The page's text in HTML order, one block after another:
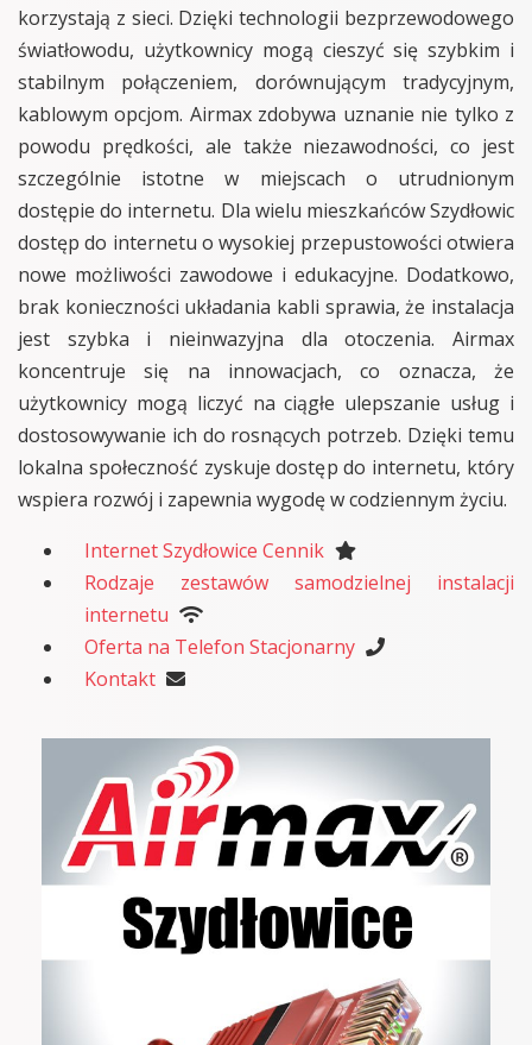
korzystają z sieci. Dzięki technologii bezprzewodowego
światłowodu, użytkownicy mogą cieszyć się szybkim i
stabilnym połączeniem, dorównującym tradycyjnym,
kablowym opcjom. Airmax zdobywa uznanie nie tylko z
powodu prędkości, ale także niezawodności, co jest
szczególnie istotne w miejscach o utrudnionym
dostępie do internetu. Dla wielu mieszkańców Szydłowic
dostęp do internetu o wysokiej przepustowości otwiera
nowe możliwości zawodowe i edukacyjne. Dodatkowo,
brak konieczności układania kabli sprawia, że instalacja
jest szybka i nieinwazyjna dla otoczenia. Airmax
koncentruje się na innowacjach, co oznacza, że
użytkownicy mogą liczyć na ciągłe ulepszanie usług i
dostosowywanie ich do rosnących potrzeb. Dzięki temu
lokalna społeczność zyskuje dostęp do internetu, który
wspiera rozwój i zapewnia wygodę w codziennym życiu.
Internet Szydłowice Cennik
Rodzaje zestawów samodzielnej instalacji
internetu
Oferta na Telefon Stacjonarny
Kontakt